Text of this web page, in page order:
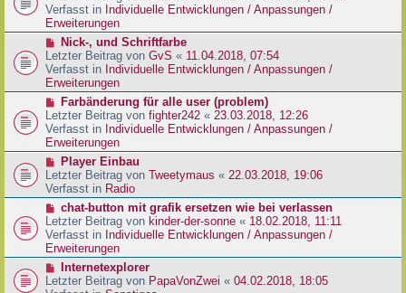
a
g
B
e
i
r
a
g
u
e
r
B
e
i
t
a
g
Verfasst in Individuelle Entwicklungen / Anpassungen /
Erweiterungen
N
e
u
e
r
B
e
i
t
a
g
Nick-, und Schriftfarbe
Letzter Beitrag von GvS « 11.04.2018, 07:54
Verfasst in Individuelle Entwicklungen / Anpassungen /
Erweiterungen
N
e
u
e
r
B
e
i
r
a
g
Farbänderung für alle user (problem)
Letzter Beitrag von fighter242 « 23.03.2018, 12:26
Verfasst in Individuelle Entwicklungen / Anpassungen /
Erweiterungen
N
e
u
e
r
B
e
i
r
Player Einbau
Letzter Beitrag von Tweetymaus « 22.03.2018, 19:06
Verfasst in Radio
N
e
u
e
r
B
e
chat-button mit grafik ersetzen wie bei verlassen
Letzter Beitrag von kinder-der-sonne « 18.02.2018, 11:11
Verfasst in Individuelle Entwicklungen / Anpassungen /
Erweiterungen
N
e
Internetexplorer
Letzter Beitrag von PapaVonZwei « 04.02.2018, 18:05